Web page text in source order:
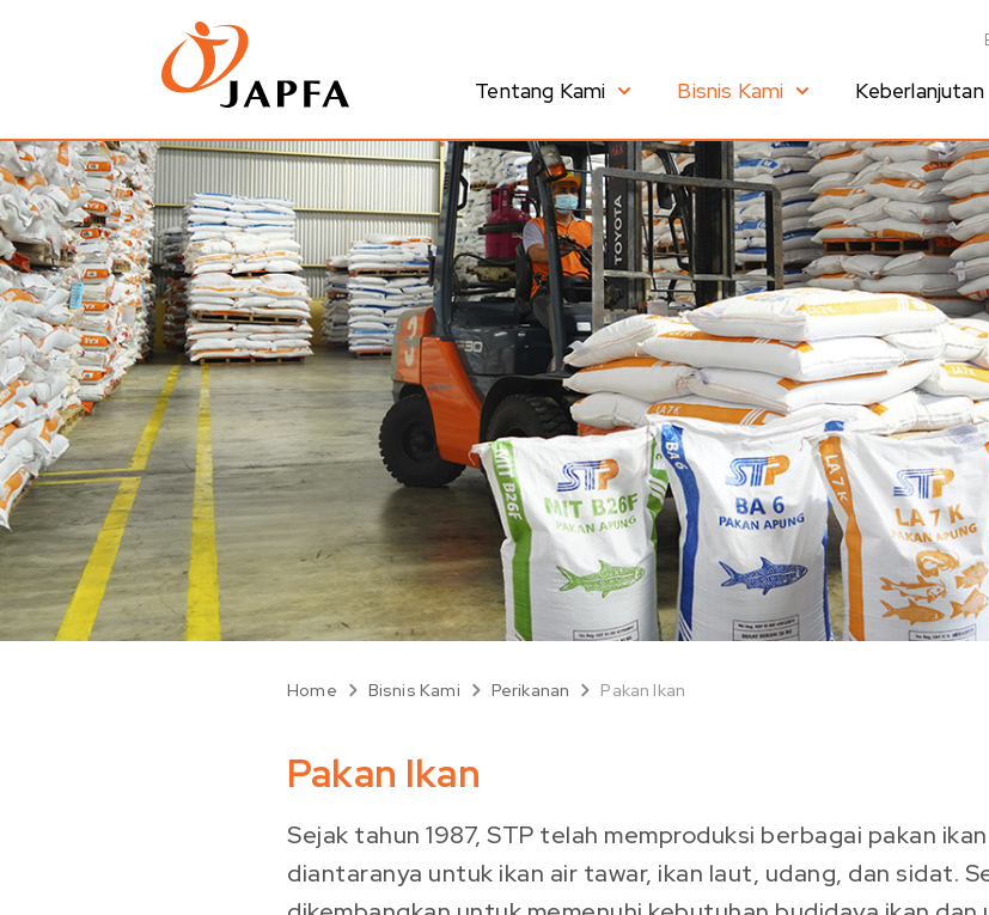
Tentang Kami Bisnis Kami Keberlanjutan
Home Bisnis Kami Perikanan Pakan Ikan
Pakan Ikan
Sejak tahun 1987, STP telah memproduksi berbagai pakan
diantaranya untuk ikan air tawar, ikan laut, udang, dan sidat.